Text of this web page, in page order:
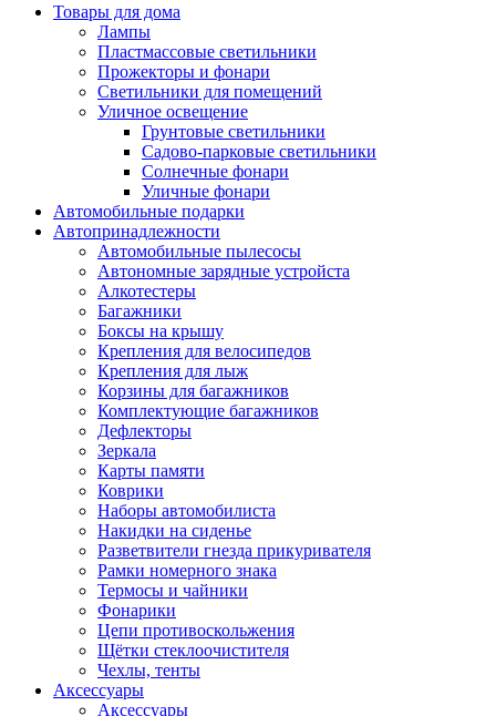
Товары для дома
Лампы
Пластмассовые светильники
Прожекторы и фонари
Светильники для помещений
Уличное освещение
Грунтовые светильники
Садово-парковые светильники
Солнечные фонари
Уличные фонари
Автомобильные подарки
Автопринадлежности
Автомобильные пылесосы
Автономные зарядные устройста
Алкотестеры
Багажники
Боксы на крышу
Крепления для велосипедов
Крепления для лыж
Корзины для багажников
Комплектующие багажников
Дефлекторы
Зеркала
Карты памяти
Коврики
Наборы автомобилиста
Накидки на сиденье
Разветвители гнезда прикуривателя
Рамки номерного знака
Термосы и чайники
Фонарики
Цепи противоскольжения
Щётки стеклоочистителя
Чехлы, тенты
Аксессуары
Аксессуары